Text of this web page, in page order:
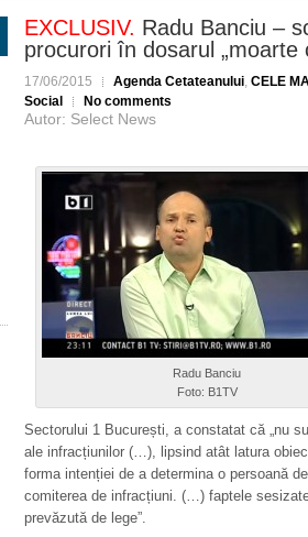
EXCLUSIV. Radu Banciu –
procurori în dosarul „moarte
17/06/2015 Agenda Cetateanului, CELE
Social
No comments
Autor: Select News
Radu Banciu
Foto: B1TV
Sectorului 1 București, a constatat că „nu
ale infracțiunilor (…), lipsind atât latura
forma intenției de a determina o persoană
comiterea de infracțiuni. (…) faptele
prevăzută de lege”.